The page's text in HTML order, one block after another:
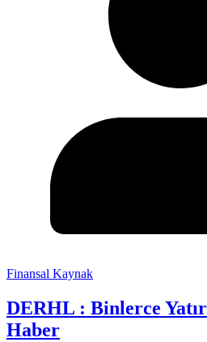
Finansal Kaynak
DERHL : Binlerce
Haber